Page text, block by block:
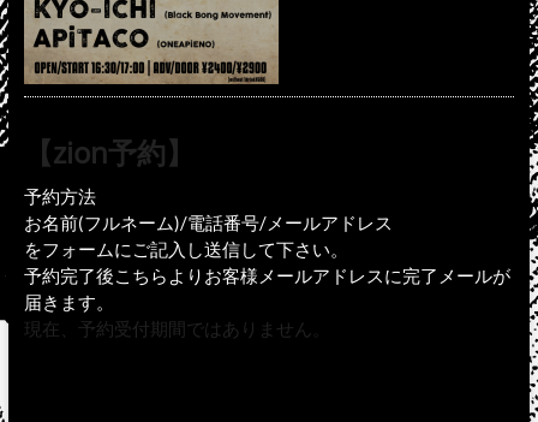
【zion予約】
予約方法
お名前(フルネーム)/電話番号/メールアドレス
をフォームにご記入し送信して下さい。
予約完了後こちらよりお客様メールアドレスに完了メールが
届きます。
現在、予約受付期間ではありません。